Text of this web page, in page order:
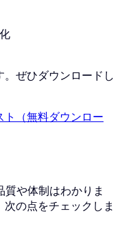
ぜひダウンロードし
（無料ダウンロー
や体制はわかりま
の点をチェックしま